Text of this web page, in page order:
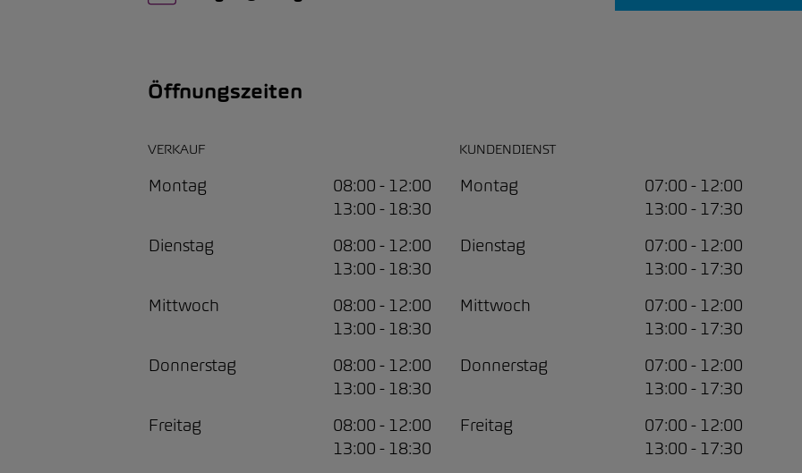
Öffnungszeiten
VERKAUF
Montag
08:00 - 12:00
13:00 - 18:30
Dienstag
08:00 - 12:00
13:00 - 18:30
Mittwoch
08:00 - 12:00
13:00 - 18:30
Donnerstag
08:00 - 12:00
13:00 - 18:30
Freitag
08:00 - 12:00
13:00 - 18:30
KUNDENDIENST
Montag
07:00 - 12:00
13:00 - 17:30
Dienstag
07:00 - 12:00
13:00 - 17:30
Mittwoch
07:00 - 12:00
13:00 - 17:30
Donnerstag
07:00 - 12:00
13:00 - 17:30
Freitag
07:00 - 12:00
13:00 - 17:30